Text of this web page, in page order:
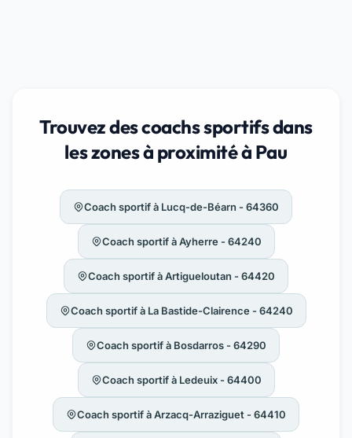
Trouvez des coachs sportifs dans
les zones à proximité à Pau
Coach sportif à Lucq-de-Béarn - 64360
Coach sportif à Ayherre - 64240
Coach sportif à Artigueloutan - 64420
Coach sportif à La Bastide-Clairence - 64240
Coach sportif à Bosdarros - 64290
Coach sportif à Ledeuix - 64400
Coach sportif à Arzacq-Arraziguet - 64410